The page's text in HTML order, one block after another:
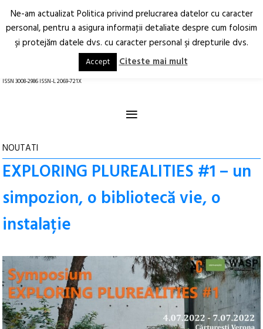
Arhitectură.
Oraș.
RO EN
ISSN 3008-2986 ISSN-L 2069-721X
≡
NOUTATI
EXPLORING PLUREALITIES #1 – un
simpozion, o bibliotecă vie, o
instalație
Ne-am actualizat Politica privind prelucrarea datelor cu caracter
personal, pentru a asigura informaţii detaliate despre cum folosim
şi protejăm datele dvs. cu caracter personal şi drepturile dvs.
Accept Citeste mai mult